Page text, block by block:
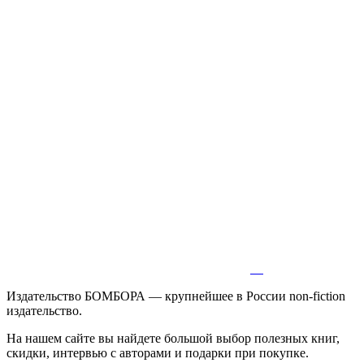
Издательство БОМБОРА — крупнейшее в России non-fiction
издательство.
На нашем сайте вы найдете большой выбор полезных книг,
скидки, интервью с авторами и подарки при покупке.